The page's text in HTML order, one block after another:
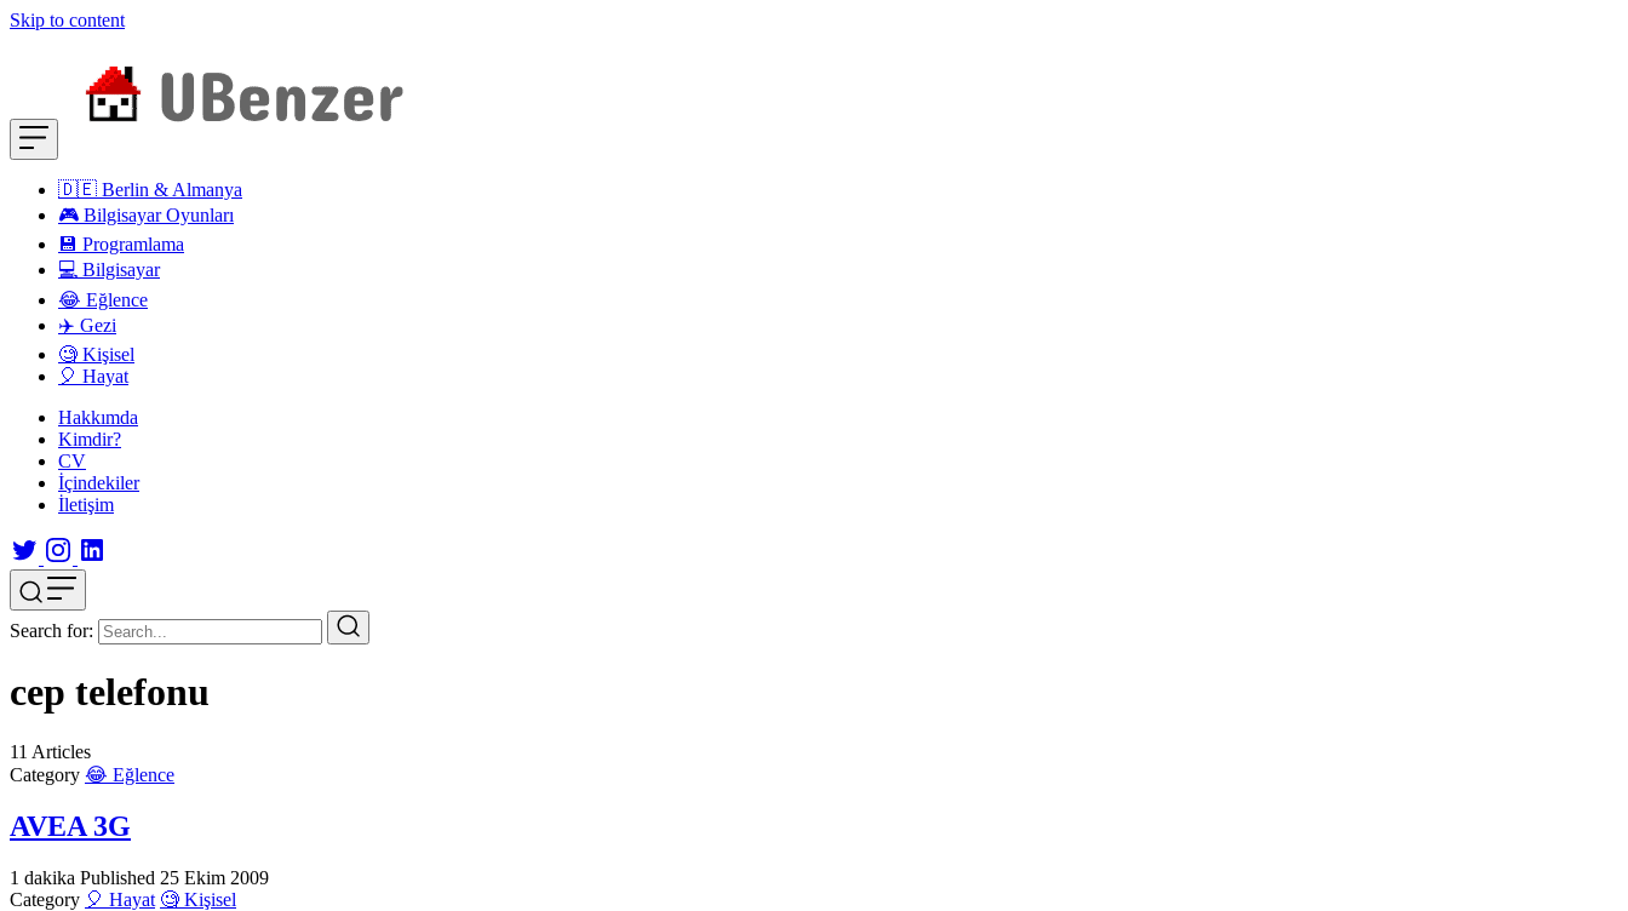
Skip to content
🇩🇪 Berlin & Almanya
🎮 Bilgisayar Oyunları
💾 Programlama
💻 Bilgisayar
😂 Eğlence
✈️ Gezi
🧐 Kişisel
🎈 Hayat
Hakkımda
Kimdir?
CV
İçindekiler
İletişim
Search for:
cep telefonu
11 Articles
Category 😂 Eğlence
AVEA 3G
1 dakika Published 25 Ekim 2009
Category 🎈 Hayat 🧐 Kişisel